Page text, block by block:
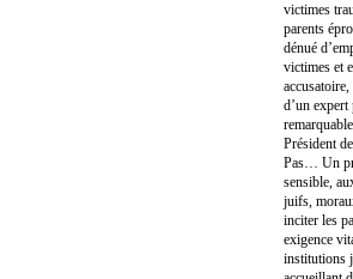
victimes
parents
dénué
victimes et
d’un
Président
Pas… Un
sensible,
juifs,
inciter les
exigence
institutions